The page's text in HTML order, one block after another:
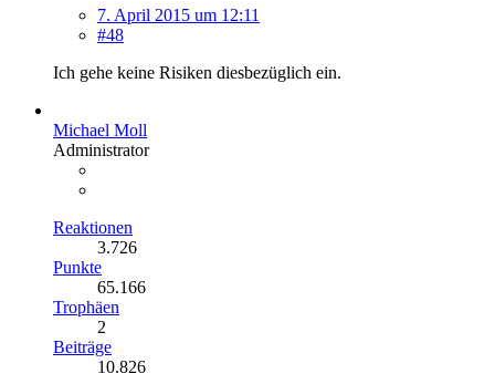
7. April 2015 um 12:11
#48
Ich gehe keine Risiken diesbezüglich ein.
Michael Moll
Administrator
Reaktionen
3.726
Punkte
65.166
Trophäen
2
Beiträge
10.826